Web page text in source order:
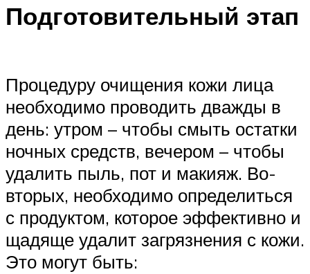
Подготовительный этап
Процедуру очищения кожи лица
необходимо проводить дважды в
день: утром – чтобы смыть остатки
ночных средств, вечером – чтобы
удалить пыль, пот и макияж. Во-
вторых, необходимо определиться
с продуктом, которое эффективно и
щадяще удалит загрязнения с кожи.
Это могут быть: